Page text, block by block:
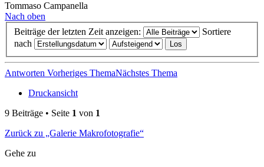
Tommaso Campanella
Nach oben
Beiträge der letzten Zeit anzeigen:
Sortiere
nach
Antworten Vorheriges ThemaNächstes Thema
Druckansicht
9 Beiträge • Seite 1 von 1
Zurück zu „Galerie Makrofotografie“
Gehe zu